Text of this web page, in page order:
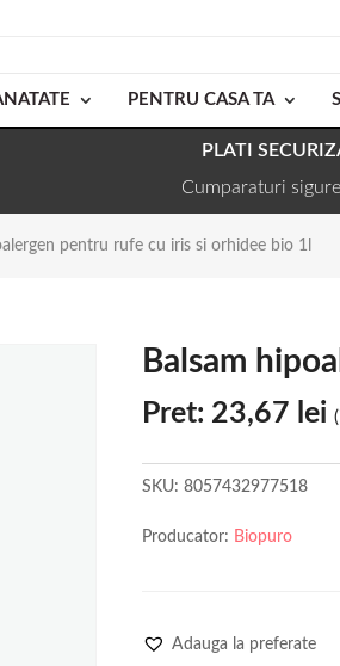
PENTRU CASA TA
PLATI
Cumparaturi
pentru rufe cu iris si orhidee bio 1l
Balsam
Pret: 23,67 lei
SKU:8057432977518
Producator: Biopuro
Adauga la preferate